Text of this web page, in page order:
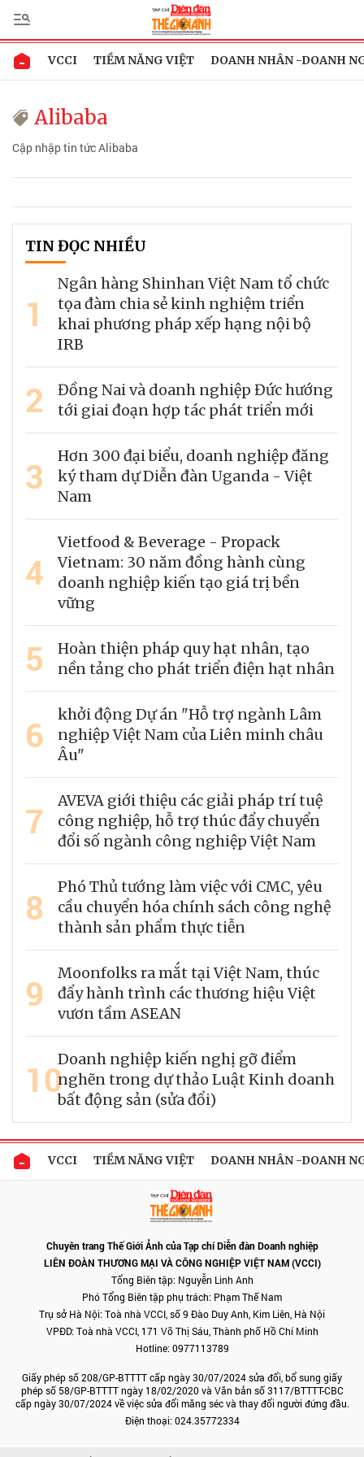
VCCI TIỀM NĂNG VIỆT DOANH NHÂN -DOANH
Alibaba
Cập nhập tin tức Alibaba
TIN ĐỌC NHIỀU
1
Ngân hàng Shinhan Việt Nam tổ chức
tọa đàm chia sẻ kinh nghiệm triển
khai phương pháp xếp hạng nội bộ
IRB
2
Đồng Nai và doanh nghiệp Đức hướng
tới giai đoạn hợp tác phát triển mới
3
Hơn 300 đại biểu, doanh nghiệp đăng
ký tham dự Diễn đàn Uganda - Việt
Nam
4
Vietfood & Beverage - Propack
Vietnam: 30 năm đồng hành cùng
doanh nghiệp kiến tạo giá trị bền
vững
5
Hoàn thiện pháp quy hạt nhân, tạo
nền tảng cho phát triển điện hạt nhân
6
khởi động Dự án "Hỗ trợ ngành Lâm
nghiệp Việt Nam của Liên minh châu
Âu"
7
AVEVA giới thiệu các giải pháp trí tuệ
công nghiệp, hỗ trợ thúc đẩy chuyển
đổi số ngành công nghiệp Việt Nam
8
Phó Thủ tướng làm việc với CMC, yêu
cầu chuyển hóa chính sách công nghệ
thành sản phẩm thực tiễn
9
Moonfolks ra mắt tại Việt Nam, thúc
đẩy hành trình các thương hiệu Việt
vươn tầm ASEAN
10Doanh nghiệp kiến nghị gỡ điểm
nghẽn trong dự thảo Luật Kinh doanh
bất động sản (sửa đổi)
VCCI TIỀM NĂNG VIỆT DOANH NHÂN -DOANH
Chuyên trang Thế Giới Ảnh của Tạp chí Diễn đàn Doanh nghiệp
LIÊN ĐOÀN THƯƠNG MẠI VÀ CÔNG NGHIỆP VIỆT NAM (VCCI)
Tổng Biên tập: Nguyễn Linh Anh
Phó Tổng Biên tập phụ trách: Phạm Thế Nam
Trụ sở Hà Nội: Toà nhà VCCI, số 9 Đào Duy Anh, Kim Liên, Hà Nội
VPĐD: Toà nhà VCCI, 171 Võ Thị Sáu, Thành phố Hồ Chí Minh
Hotline: 0977113789
Giấy phép số 208/GP-BTTTT cấp ngày 30/07/2024 sửa đổi, bổ sung giấy
phép số 58/GP-BTTTT ngày 18/02/2020 và Văn bản số 3117/BTTTT-CBC
cấp ngày 30/07/2024 về việc sửa đổi măng séc và thay đổi người đứng đầu.
Điện thoại: 024.35772334